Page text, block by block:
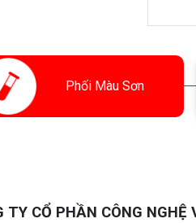
Phối Màu Sơn
TY CỔ PHẦN CÔNG NGHỆ